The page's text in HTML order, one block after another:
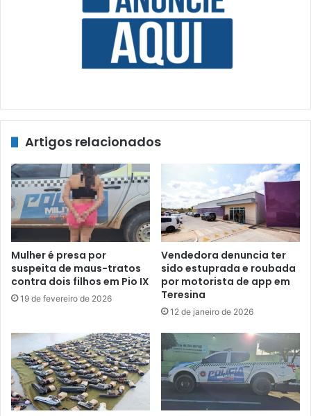
Artigos relacionados
Mulher é presa por
suspeita de maus-tratos
contra dois filhos em Pio IX
19 de fevereiro de 2026
Vendedora denuncia ter
sido estuprada e roubada
por motorista de app em
Teresina
12 de janeiro de 2026